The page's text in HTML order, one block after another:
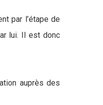
par l’étape de
lui. Il est donc
auprès des